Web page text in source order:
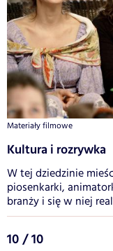
Materiały filmowe
Kultura i rozrywka
W tej dziedzinie
piosenkarki,
branży i się w niej
10 / 10